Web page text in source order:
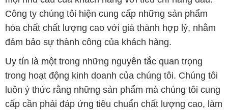
Công ty chúng tôi hiện cung cấp những sản phẩm
hóa chất chất lượng cao với giá thành hợp lý, nhằm
đảm bảo sự thành công của khách hàng.
Uy tín là một trong những nguyên tắc quan trọng
trong hoạt động kinh doanh của chúng tôi. Chúng tôi
luôn ý thức rằng những sản phẩm mà chúng tôi cung
cấp cần phải đáp ứng tiêu chuẩn chất lượng cao, làm